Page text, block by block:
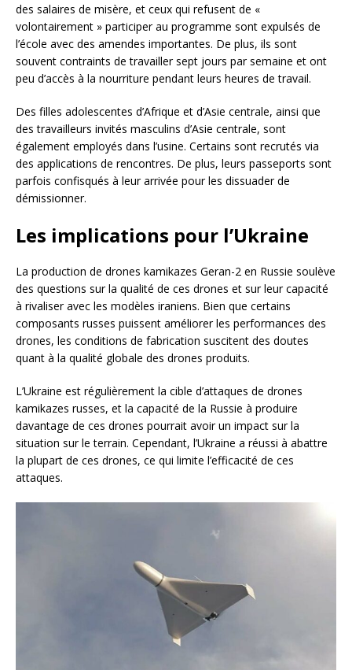
des salaires de misère, et ceux qui refusent de «
volontairement » participer au programme sont expulsés de
l’école avec des amendes importantes. De plus, ils sont
souvent contraints de travailler sept jours par semaine et ont
peu d’accès à la nourriture pendant leurs heures de travail.
Des filles adolescentes d’Afrique et d’Asie centrale, ainsi que
des travailleurs invités masculins d’Asie centrale, sont
également employés dans l’usine. Certains sont recrutés via
des applications de rencontres. De plus, leurs passeports sont
parfois confisqués à leur arrivée pour les dissuader de
démissionner.
Les implications pour l’Ukraine
La production de drones kamikazes Geran-2 en Russie soulève
des questions sur la qualité de ces drones et sur leur capacité
à rivaliser avec les modèles iraniens. Bien que certains
composants russes puissent améliorer les performances des
drones, les conditions de fabrication suscitent des doutes
quant à la qualité globale des drones produits.
L’Ukraine est régulièrement la cible d’attaques de drones
kamikazes russes, et la capacité de la Russie à produire
davantage de ces drones pourrait avoir un impact sur la
situation sur le terrain. Cependant, l’Ukraine a réussi à abattre
la plupart de ces drones, ce qui limite l’efficacité de ces
attaques.